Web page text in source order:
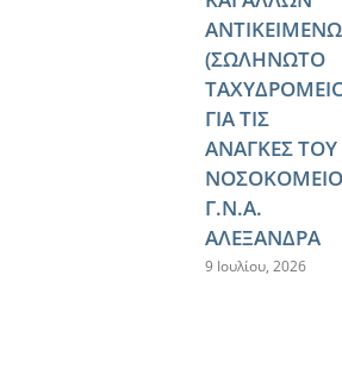
(ΣΩΛΗΝΩΤΟ
ΓΙΑ ΤΙΣ
ΑΝΑΓΚΕΣ ΤΟΥ
Γ.Ν.Α.
ΑΛΕΞΑΝΔΡΑ
9 Ιουλίου, 2026